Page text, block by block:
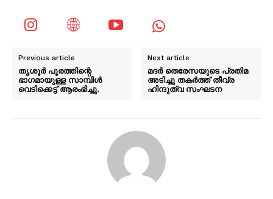
Previous article
തൃശൂർ പൂരത്തിന്റെ
ഭാഗമായുള്ള സാമ്പിൾ
വെടിക്കെട്ട് ആരംഭിച്ചു.
Next article
മദർ തെരേസയുടെ പ്രതിമ
അടിച്ചു തകർത്ത് തീവ്ര
ഹിന്ദുത്വ സംഘടന